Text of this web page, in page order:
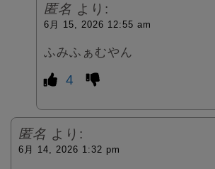
匿名 より:
6月 15, 2026 12:55 am
ふみふぁむやん
4
匿名 より:
6月 14, 2026 1:32 pm